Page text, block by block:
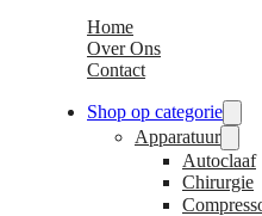
Home
Over Ons
Contact
Shop op categorie
Apparatuur
Autoclaaf
Chirurgie